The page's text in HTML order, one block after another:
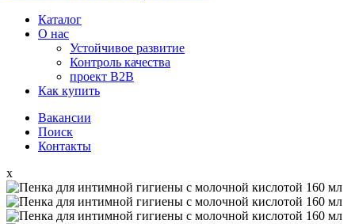
Каталог
О нас
Устойчивое развитие
Контроль качества
проект B2B
Как купить
Вакансии
Поиск
Контакты
x